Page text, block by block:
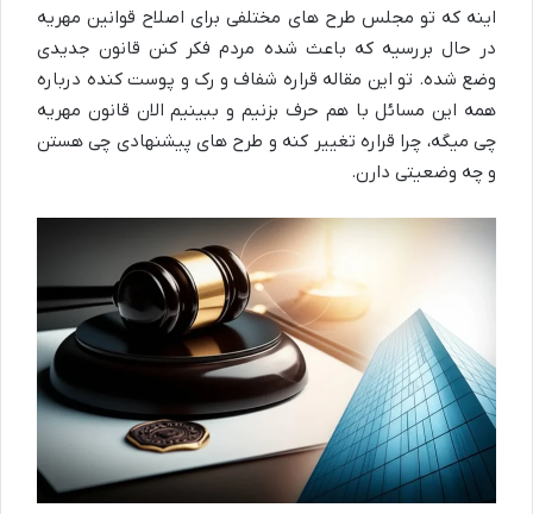
اینه که تو مجلس طرح های مختلفی برای اصلاح قوانین مهریه
در حال بررسیه که باعث شده مردم فکر کنن قانون جدیدی
وضع شده. تو این مقاله قراره شفاف و رک و پوست کنده درباره
همه این مسائل با هم حرف بزنیم و ببینیم الان قانون مهریه
چی میگه، چرا قراره تغییر کنه و طرح های پیشنهادی چی هستن
و چه وضعیتی دارن.